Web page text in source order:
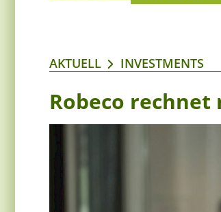
AKTUELL INVESTMENTS
Robeco